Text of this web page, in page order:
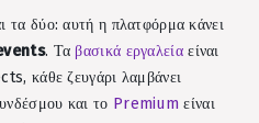
τα δύο: αυτή η πλατφόρμα κάνει
. Τα βασικά εργαλείαείναι
κάθε ζευγάρι λαμβάνει
και το Premium είναι